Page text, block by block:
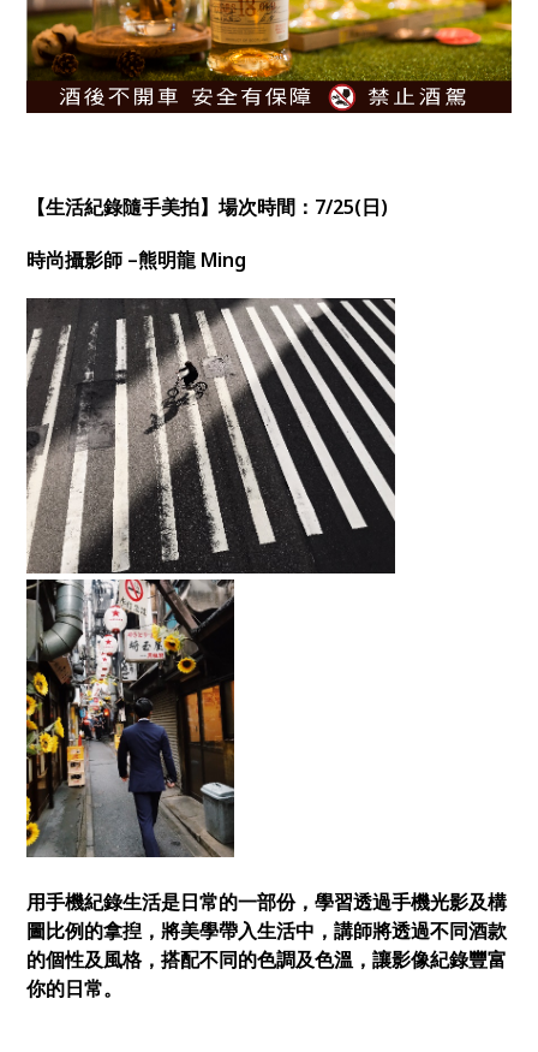
【生活紀錄隨手美拍】場次時間：7/25(日)
時尚攝影師 –熊明龍 Ming
用手機紀錄生活是日常的一部份，學習透過手機光影及構
圖比例的拿揑，將美學帶入生活中，講師將透過不同酒款
的個性及風格，搭配不同的色調及色溫，讓影像紀錄豐富
你的日常。